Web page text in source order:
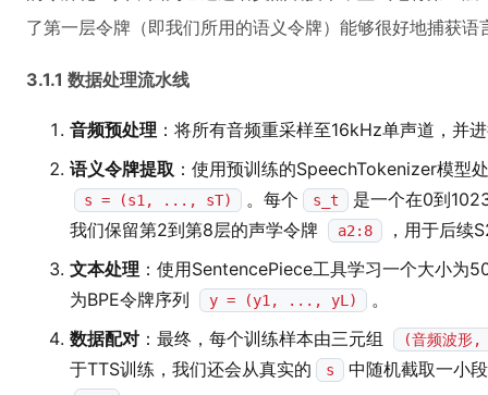
了第一层令牌（即我们所用的语义令牌）能够很好地捕获语
3.1.1 数据处理流水线
音频预处理 ：将所有音频重采样至16kHz单声道，并
语义令牌提取 ：使用预训练的SpeechTokenizer模型
s = (s1, ..., sT) 。每个 s_t
是一个在0到
我们保留第2到第8层的声学令牌
a2:8
，用于后续
文本处理 ：使用SentencePiece工具学习一个大小为
为BPE令牌序列
y = (y1, ..., yL)
。
数据配对 ：最终，每个训练样本由三元组 (音频波形,
于TTS训练，我们还会从真实的 s 中随机截取一小